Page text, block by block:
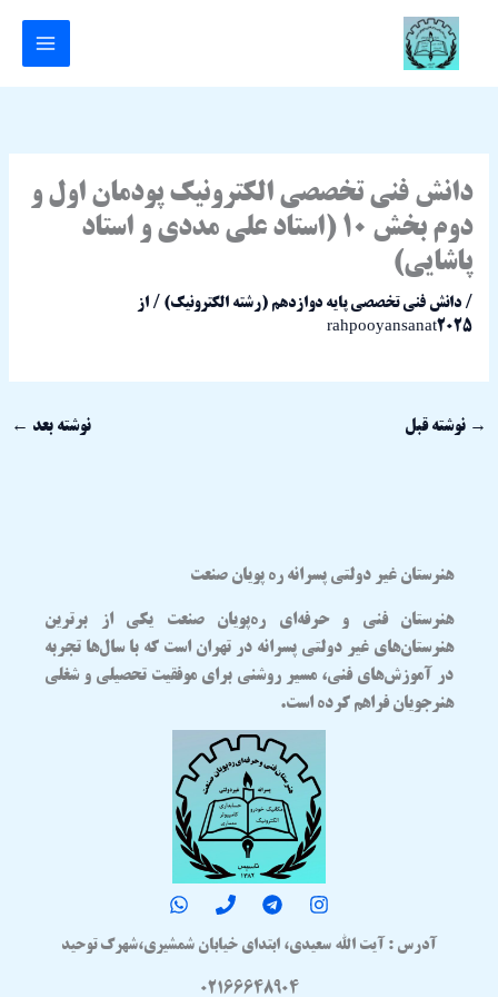
دانش فنی تخصصی الکترونیک پودمان اول و
دوم بخش 10 (استاد علی مددی و استاد
پاشایی)
/دانش فنی تخصصی پایه دوازدهم (رشته الکترونیک) / از
rahpooyansanat2025
→ نوشته قبل نوشته بعد ←
هنرستان غیر دولتی پسرانه ره پویان صنعت
هنرستان فنی و حرفه‌ای ره‌پویان صنعت یکی از برترین
هنرستان‌های غیر دولتی پسرانه در تهران است که با سال‌ها تجربه
در آموزش‌های فنی، مسیر روشنی برای موفقیت تحصیلی و شغلی
هنرجویان فراهم کرده است.
آدرس : آیت الله سعیدی، ابتدای خیابان شمشیری،شهرک توحید
02166648904